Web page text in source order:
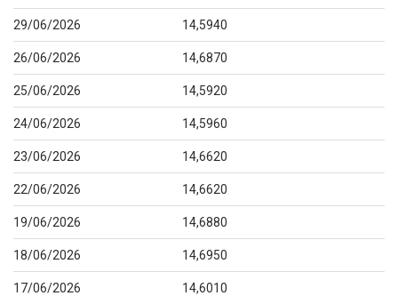
29/06/2026 14,5940
26/06/2026 14,6870
25/06/2026 14,5920
24/06/2026 14,5960
23/06/2026 14,6620
22/06/2026 14,6620
19/06/2026 14,6880
18/06/2026 14,6950
17/06/2026 14,6010